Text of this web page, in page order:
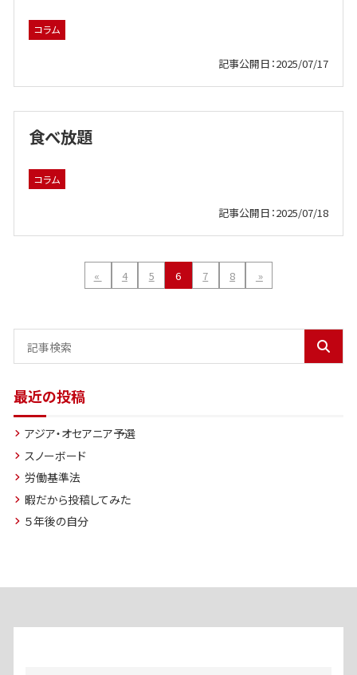
コラム
記事公開日：2025/07/17
食べ放題
コラム
記事公開日：2025/07/18
« 4 5 6 7 8 »
最近の投稿
アジア・オセアニア予選
スノーボード
労働基準法
暇だから投稿してみた
５年後の自分